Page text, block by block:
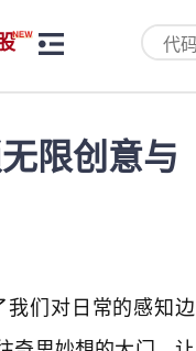
限创意与
我们对日常的感知边